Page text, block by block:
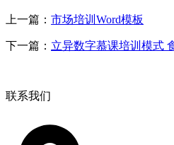
上一篇： 市场培训Word模板
下一篇： 立异数字慕课培训模式
联系我们